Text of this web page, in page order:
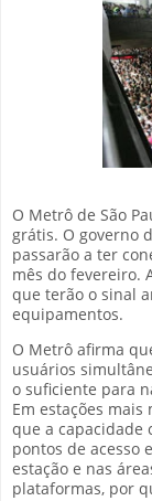
O Metrô de São
grátis. O governo
passarão a ter
mês do fevereiro.
que terão o sinal
equipamentos.
O Metrô afirma
usuários
o suficiente para
Em estações mais
que a capacidade
pontos de acesso
estação e nas
plataformas, por